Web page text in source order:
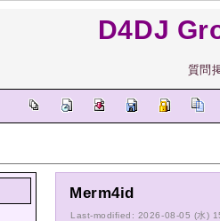
D4DJ
質問
Merm4id
Last-modified: 2026-08-05 (水)